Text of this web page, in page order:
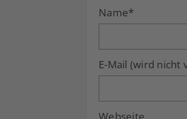
Name*
E-Mail (wird nicht